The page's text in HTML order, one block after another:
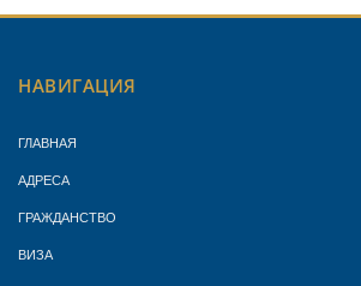
НАВИГАЦИЯ
ГЛАВНАЯ
АДРЕСА
ГРАЖДАНСТВО
ВИЗА